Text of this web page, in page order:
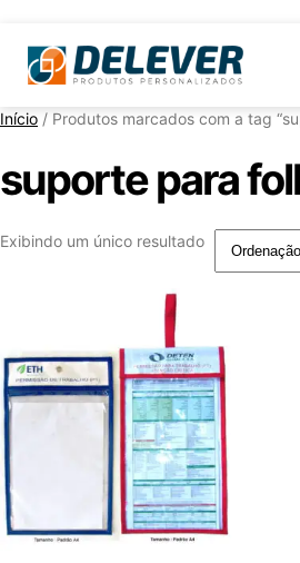
Início / Produtos marcados com a tag
suporte para
Exibindo um único resultado